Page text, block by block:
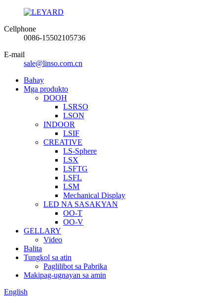
Cellphone
0086-15502105736
E-mail
sale@linso.com.cn
Bahay
Mga produkto
DOOH
LSRSO
LSON
INDOOR
LSIF
CREATIVE
LS-Sphere
LSX
LSFTG
LSFL
LSM
Mechanical Display
LED NA SASAKYAN
OO-T
OO-V
GELLARY
Video
Balita
Tungkol sa atin
Paglilibot sa Pabrika
Makipag-ugnayan sa amin
English